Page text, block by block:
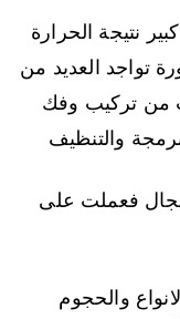
نتيجة الحرارة
تواجد العديد من
من تركيب وفك
والتنظيف
فعملت على
والحجوم